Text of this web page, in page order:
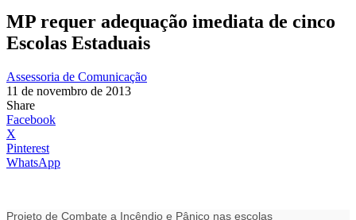
MP requer adequação imediata de cinco
Escolas Estaduais
Assessoria de Comunicação
11 de novembro de 2013
Share
Facebook
X
Pinterest
WhatsApp
Projeto de Combate a Incêndio e Pânico nas escolas